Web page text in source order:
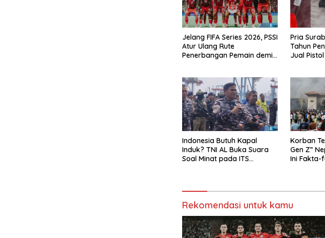
Jelang FIFA Series 2026, PSSI
Atur Ulang Rute
Penerbangan Pemain demi
Pria
Tahun
Jual
Indonesia Butuh Kapal
Induk? TNI AL Buka Suara
Soal Minat pada ITS
Korban
Gen Z”
Ini Fakta-
Rekomendasi untuk kamu